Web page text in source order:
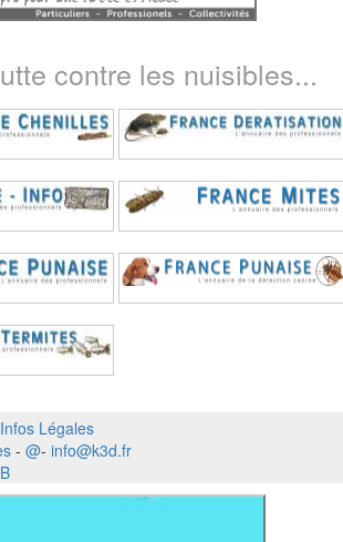
contre les nuisibles...
Infos Légales
- @- info@k3d.fr